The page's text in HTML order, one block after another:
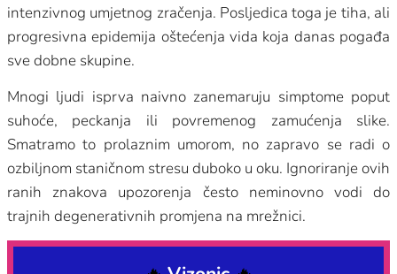
intenzivnog umjetnog zračenja. Posljedica toga je tiha, ali
progresivna epidemija oštećenja vida koja danas pogađa
sve dobne skupine.
Mnogi ljudi isprva naivno zanemaruju simptome poput
suhoće, peckanja ili povremenog zamućenja slike.
Smatramo to prolaznim umorom, no zapravo se radi o
ozbiljnom staničnom stresu duboko u oku. Ignoriranje ovih
ranih znakova upozorenja često neminovno vodi do
trajnih degenerativnih promjena na mrežnici.